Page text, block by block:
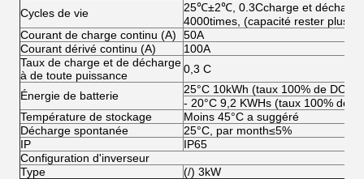
Cycles de vie
25℃±2℃, 0.3Ccharge et
4000times, (capacité rester plus
Courant de charge continu (A)
50A
Courant dérivé continu (A)
100A
Taux de charge et de décharge
à de toute puissance
0,3 C
Énergie de batterie
25°C 10kWh (taux 100% de DOD
- 20°C 9,2 KWHs (taux 100% de
Température de stockage
Moins 45°C a suggéré
Décharge spontanée
25°C, par month≤5%
IP
IP65
Configuration d'inverseur
Type
(/) 3kW